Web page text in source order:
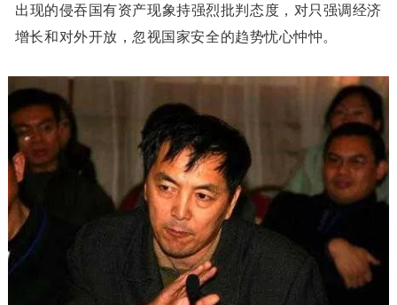
出现的侵吞国有资产现象持强烈批判态度，对只强调经济
增长和对外开放，忽视国家安全的趋势忧心忡忡。